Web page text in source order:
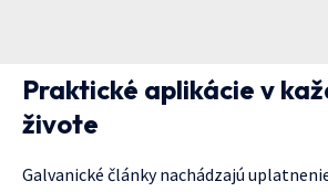
Praktické aplikácie v
živote
Galvanické články nachádzajú